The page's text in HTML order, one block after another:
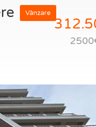
Vânzare